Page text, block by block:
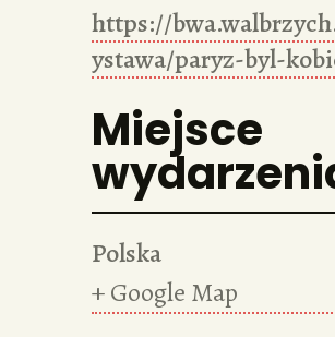
https://
ystawa/paryz-byl-
Miejsce
Polska
+ Google Map